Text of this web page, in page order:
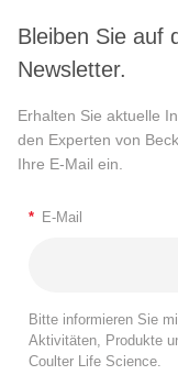
Bleiben Sie auf
Newsletter.
Erhalten Sie aktuelle
den Experten von
Ihre E-Mail ein.
* E-Mail
Bitte informieren Sie
Aktivitäten, Produkte
Coulter Life Science.